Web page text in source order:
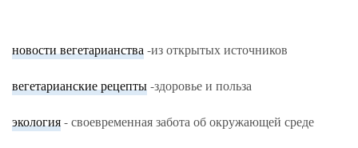
новости вегетарианства -из открытых источников
вегетарианские рецепты-здоровье и польза
экология- своевременная забота об окружающей среде